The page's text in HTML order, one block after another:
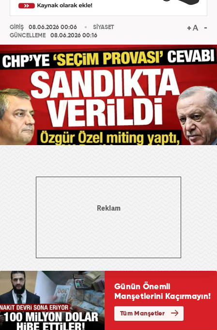
GİRİŞ
08.06.2026 00:06
GÜNCELLEME
08.06.2026 00:16
SİYASET